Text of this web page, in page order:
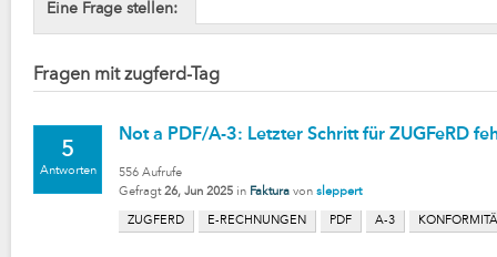
Eine Frage stellen:
Fragen mit zugferd-Tag
5
Antworten
Not a PDF/A-3: Letzter Schritt für ZUGFeRD
556 Aufrufe
Gefragt 26, Jun 2025 in Faktura von sleppert
ZUGFERD E-RECHNUNGEN PDF A-3